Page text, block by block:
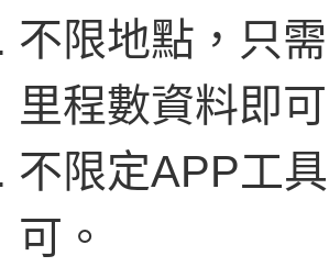
不限地點，只
里程數資料即
不限定APP工
可。